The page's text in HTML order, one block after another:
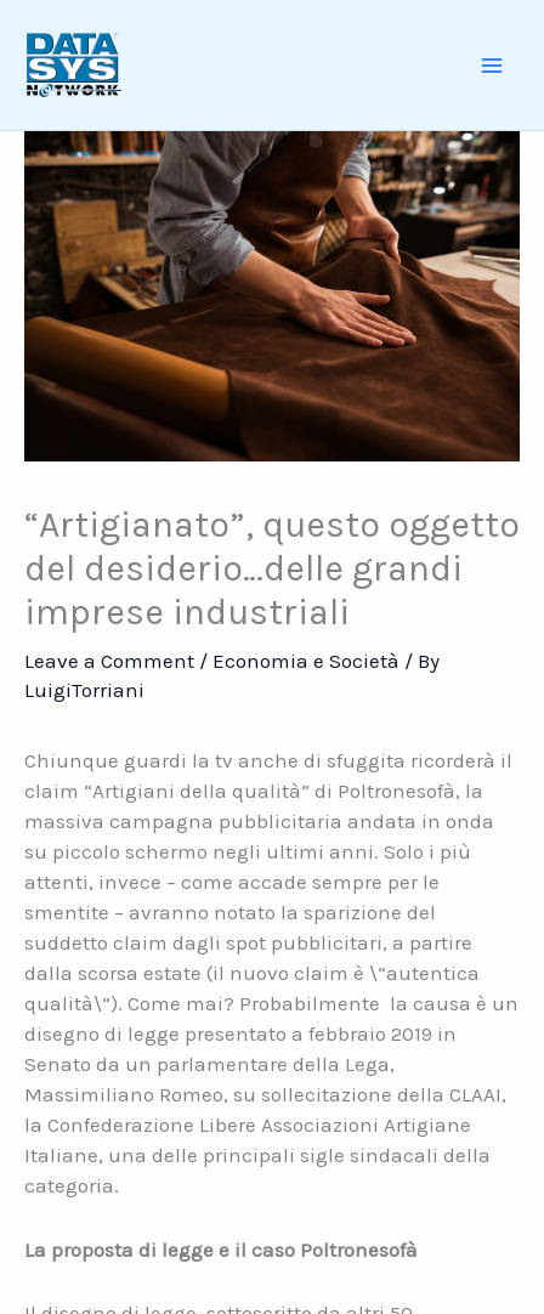
content
“Artigianato”, questo oggetto
del desiderio…delle grandi
imprese industriali
Leave a Comment / Economia e Società / By
LuigiTorriani
Chiunque guardi la tv anche di sfuggita ricorderà il
claim “Artigiani della qualità” di Poltronesofà, la
massiva campagna pubblicitaria andata in onda
su piccolo schermo negli ultimi anni. Solo i più
attenti, invece – come accade sempre per le
smentite – avranno notato la sparizione del
suddetto claim dagli spot pubblicitari, a partire
dalla scorsa estate (il nuovo claim è \”autentica
qualità\”). Come mai? Probabilmente la causa è un
disegno di legge presentato a febbraio 2019 in
Senato da un parlamentare della Lega,
Massimiliano Romeo, su sollecitazione della CLAAI,
la Confederazione Libere Associazioni Artigiane
Italiane, una delle principali sigle sindacali della
categoria.
La proposta di legge e il caso Poltronesofà